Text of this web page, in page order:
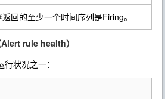
回的至少一个时间序列是Firing。
rule health）
状况之一：